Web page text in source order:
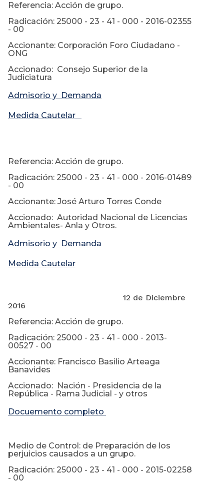
Referencia: Acción de grupo.
Radicación: 25000 - 23 - 41 - 000 - 2016-02355
- 00
Accionante: Corporación Foro Ciudadano -
ONG
Accionado: Consejo Superior de la
Judiciatura
Admisorio y Demanda
Medida Cautelar
Referencia: Acción de grupo.
Radicación: 25000 - 23 - 41 - 000 - 2016-01489
- 00
Accionante: José Arturo Torres Conde
Accionado: Autoridad Nacional de Licencias
Ambientales- Anla y Otros.
Admisorio y Demanda
Medida Cautelar
12 de Diciembre
2016
Referencia: Acción de grupo.
Radicación: 25000 - 23 - 41 - 000 - 2013-
00527 - 00
Accionante: Francisco Basilio Arteaga
Banavides
Accionado: Nación - Presidencia de la
República - Rama Judicial - y otros
Docuemento completo
Medio de Control: de Preparación de los
perjuicios causados a un grupo.
Radicación: 25000 - 23 - 41 - 000 - 2015-02258
- 00